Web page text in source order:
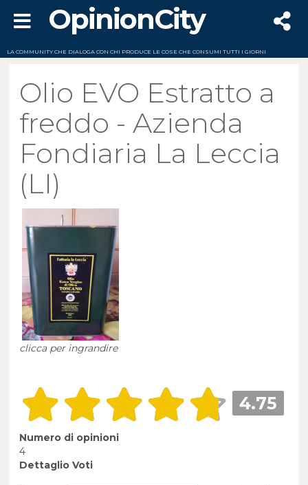
OpinionCity
LA COMMUNITY CHE DIALOGA CON CHI PRODUCE LE COSE CHE CONSUMI TUTTI I GIORNI
Olio EVO Estratto a
freddo - Azienda
Fondiaria La Leccia
(LI)
clicca per ingrandire
4.75
Numero di opinioni
4
Dettaglio Voti